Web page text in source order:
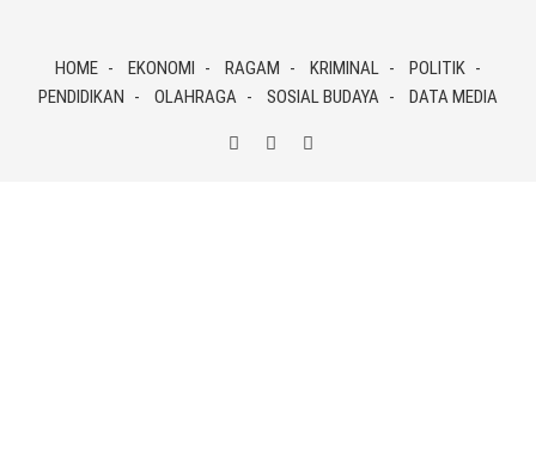
contentHOME EKONOMI RAGAM KRIMINAL
POLITIK
PENDIDIKAN
OLAHRAGA SOSIAL BUDAYA DATA MEDIA